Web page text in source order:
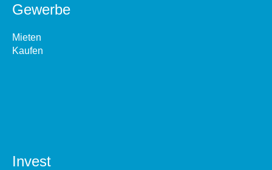
Gewerbe
Mieten
Kaufen
Invest